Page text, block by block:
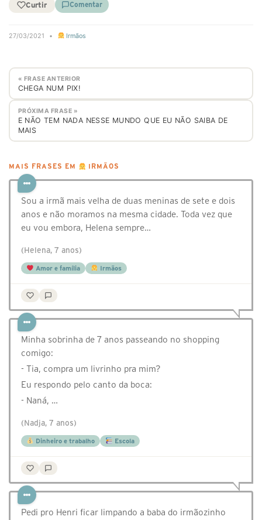
Curtir Comentar
27/03/2021 • Irmãos
« FRASE ANTERIOR
CHEGA NUM PIX!
PRÓXIMA FRASE »
E NÃO TEM NADA NESSE MUNDO QUE EU NÃO SAIBA DE
MAIS
MAIS FRASES EM IRMÃOS
Sou a irmã mais velha de duas meninas de sete e dois
anos e não moramos na mesma cidade. Toda vez que
eu vou embora, Helena sempre…
(Helena, 7 anos)
Amor e família Irmãos
Minha sobrinha de 7 anos passeando no shopping
comigo:
- Tia, compra um livrinho pra mim?
Eu respondo pelo canto da boca:
- Naná, …
(Nadja, 7 anos)
Dinheiro e trabalho Escola
Pedi pro Henri ficar limpando a baba do irmãozinho